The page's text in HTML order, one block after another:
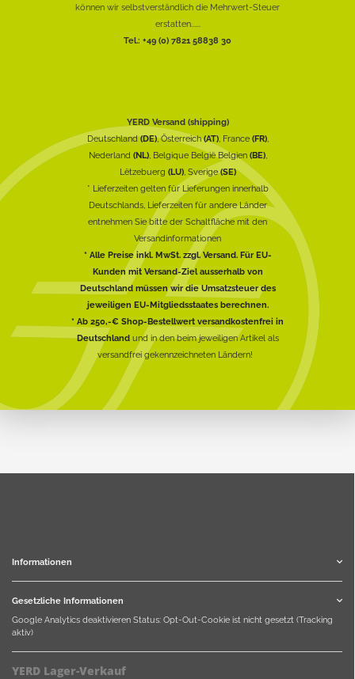
können wir selbstverständlich die Mehrwert-Steuer
erstatten......
Tel.: +49 (0) 7821 58838 30
YERD Versand (shipping)
Deutschland(DE), Österreich(AT), France (FR),
Nederland (NL), Belgique België Belgien (BE),
Lëtzebuerg (LU), Sverige(SE)
* Lieferzeiten gelten für Lieferungen innerhalb
Deutschlands, Lieferzeiten für andere Länder
entnehmen Sie bitte der Schaltfläche mit den
Versandinformationen
* Alle Preise inkl. MwSt. zzgl. Versand. Für EU-
Kunden mit Versand-Ziel ausserhalb von
Deutschland müssen wir die Umsatzsteuer des
jeweiligen EU-Mitgliedsstaates berechnen.
* Ab 250,-€ Shop-Bestellwert versandkostenfrei in
Deutschlandund in den beim jeweiligen Artikel als
versandfrei gekennzeichneten Ländern!
Informationen
Gesetzliche Informationen
Google Analytics deaktivieren Status: Opt-Out-Cookie ist nicht gesetzt (Tracking
aktiv)
YERD Lager-Verkauf